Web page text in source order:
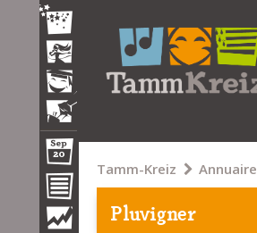
Tamm-Kreiz Annuaire
Pluvigner